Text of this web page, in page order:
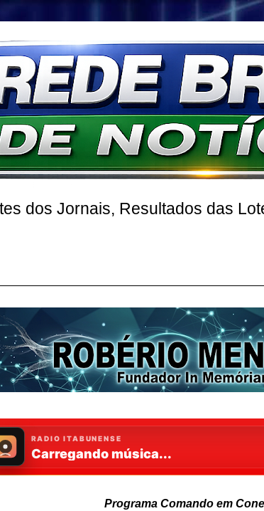
dos Jornais, Resultados das
Programa Comando em